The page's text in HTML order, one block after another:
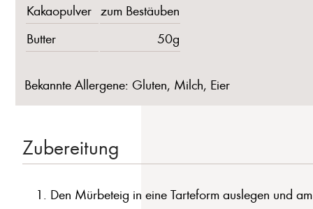
Kakaopulver zum Bestäuben
Butter
50g
Bekannte Allergene: Gluten, Milch, Eier
Zubereitung
Den Mürbeteig in eine Tarteform auslegen und